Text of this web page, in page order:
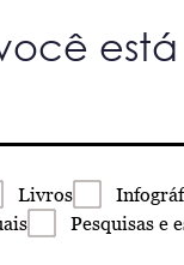
Livros
Pesquisas e